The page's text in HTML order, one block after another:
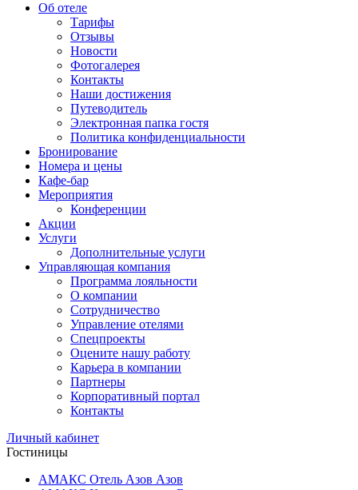
Об отеле
Тарифы
Отзывы
Новости
Фотогалерея
Контакты
Наши достижения
Путеводитель
Электронная папка гостя
Политика конфиденциальности
Бронирование
Номера и цены
Кафе-бар
Мероприятия
Конференции
Акции
Услуги
Дополнительные услуги
Управляющая компания
Программа лояльности
О компании
Сотрудничество
Управление отелями
Спецпроекты
Оцените нашу работу
Карьера в компании
Партнеры
Корпоративный портал
Контакты
Личный кабинет
Гостиницы
АМАКС Отель ‎Азов Азов